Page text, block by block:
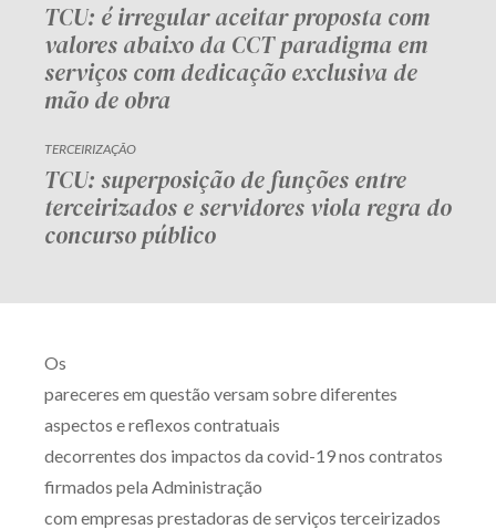
TCU: é irregular aceitar proposta com
valores abaixo da CCT paradigma em
serviços com dedicação exclusiva de
mão de obra
TERCEIRIZAÇÃO
TCU: superposição de funções entre
terceirizados e servidores viola regra do
concurso público
Os
pareceres em questão versam sobre diferentes
aspectos e reflexos contratuais
decorrentes dos impactos da covid-19 nos contratos
firmados pela Administração
com empresas prestadoras de serviços terceirizados